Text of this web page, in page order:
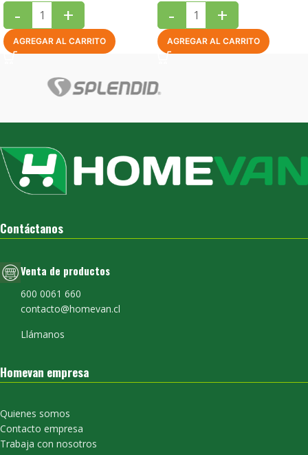
- +
AGREGAR AL CARRITO
- +
AGREGAR AL CARRITO
Contáctanos
Venta de productos
600 0061 660
contacto@homevan.cl
Llámanos
Homevan empresa
Quienes somos
Contacto empresa
Trabaja con nosotros